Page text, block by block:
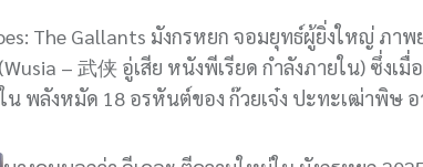
The Gallants มังกรหยก จอมยุทธ์ผู้ยิ่งใหญ่ ภา
– 武侠 อู่เสีย หนังพีเรียด กำลังภายใน) ซึ่งเ
พลังหมัด 18 อรหันต์ของ ก๊วยเจ๋ง ปะทะเฒ่าพิษ อ